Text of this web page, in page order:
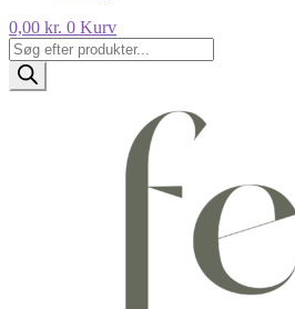
0,00 kr. 0 Kurv
Products
search